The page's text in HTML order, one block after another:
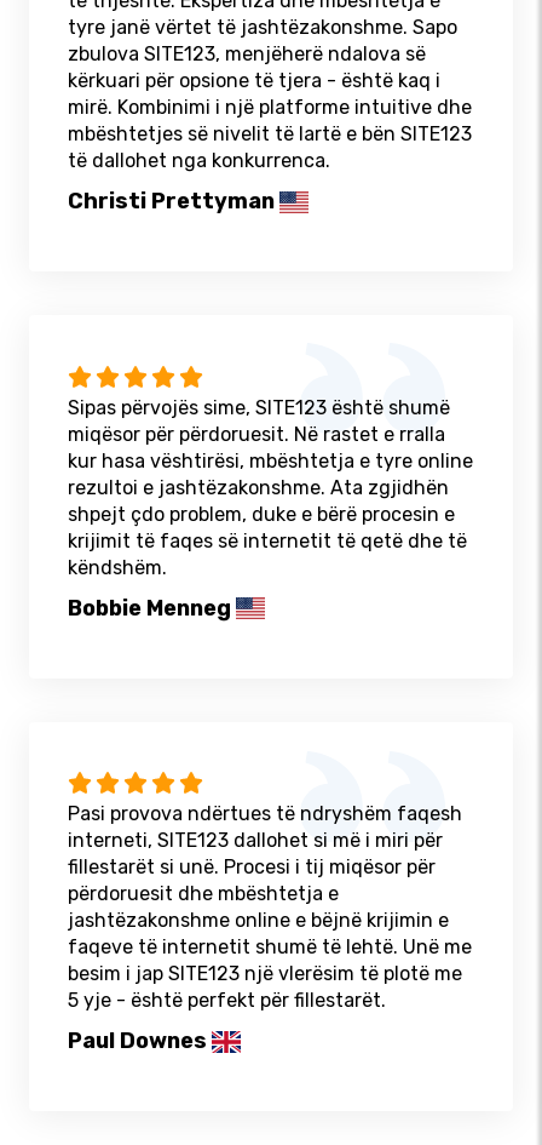
tyre janë vërtet të jashtëzakonshme. Sapo
zbulova SITE123, menjëherë ndalova së
kërkuari për opsione të tjera - është kaq i
mirë. Kombinimi i një platforme intuitive dhe
mbështetjes së nivelit të lartë e bën SITE123
të dallohet nga konkurrenca.
Christi Prettyman
Sipas përvojës sime, SITE123 është shumë
miqësor për përdoruesit. Në rastet e rralla
kur hasa vështirësi, mbështetja e tyre online
rezultoi e jashtëzakonshme. Ata zgjidhën
shpejt çdo problem, duke e bërë procesin e
krijimit të faqes së internetit të qetë dhe të
këndshëm.
Bobbie Menneg
Pasi provova ndërtues të ndryshëm faqesh
interneti, SITE123 dallohet si më i miri për
fillestarët si unë. Procesi i tij miqësor për
përdoruesit dhe mbështetja e
jashtëzakonshme online e bëjnë krijimin e
faqeve të internetit shumë të lehtë. Unë me
besim i jap SITE123 një vlerësim të plotë me
5 yje - është perfekt për fillestarët.
Paul Downes